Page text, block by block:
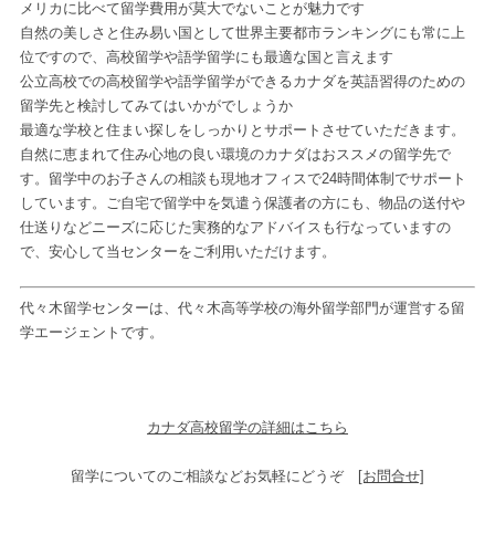
メリカに比べて留学費用が莫大でないことが魅力です
自然の美しさと住み易い国として世界主要都市ランキングにも常に上
位ですので、高校留学や語学留学にも最適な国と言えます
公立高校での高校留学や語学留学ができるカナダを英語習得のための
留学先と検討してみてはいかがでしょうか
最適な学校と住まい探しをしっかりとサポートさせていただきます。
自然に恵まれて住み心地の良い環境のカナダはおススメの留学先で
す。留学中のお子さんの相談も現地オフィスで24時間体制でサポート
しています。ご自宅で留学中を気遣う保護者の方にも、物品の送付や
仕送りなどニーズに応じた実務的なアドバイスも行なっていますの
で、安心して当センターをご利用いただけます。
代々木留学センターは、代々木高等学校の海外留学部門が運営する留
学エージェントです。
カナダ高校留学の詳細はこちら
留学についてのご相談などお気軽にどうぞ [お問合せ]